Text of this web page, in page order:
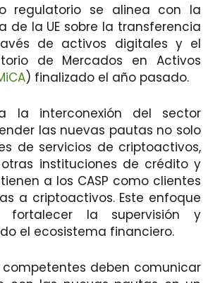
regulatorio se alinea con la
de la UE sobre la transferencia
de activos digitales y el
de Mercados en Activos
) finalizado el año pasado.
la interconexión del sector
las nuevas pautas no solo
de servicios de criptoactivos,
instituciones de crédito y
a los CASP como clientes
a criptoactivos. Este enfoque
fortalecer la supervisión y
el ecosistema financiero.
competentes deben comunicar